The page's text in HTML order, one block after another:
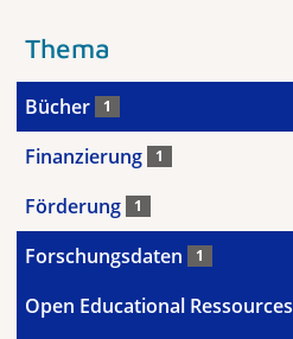
Thema
Bücher 1
Finanzierung 1
Förderung 1
Forschungsdaten 1
Open Educational Ressources